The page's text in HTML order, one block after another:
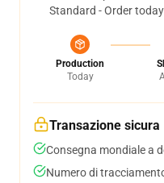
Standard - Order
Production
Today
Transazione sicura
Consegna mondiale a
Numero di